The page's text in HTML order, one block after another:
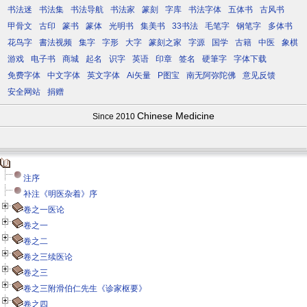
书法迷 书法集 书法导航 书法家 篆刻 字库 书法字体 五体书
古风书
甲骨文
古印 篆书 篆体 光明书 集美书 33书法 毛笔字 钢笔字
多体书
花鸟字
書法视频 集字 字形 大字 篆刻之家 字源 国学 古籍 中医
象棋
游戏
电子书 商城 起名 识字 英语 印章 签名 硬筆字
字体下载
免费字体
中文字体 英文字体 Ai矢量 P图宝 南无阿弥陀佛
意见反馈
安全网站
捐赠
Since 2010 Chinese Medicine
注序
补注《明医杂着》序
卷之一医论
卷之一
卷之二
卷之三续医论
卷之三
卷之三附滑伯仁先生《诊家枢要》
卷之四